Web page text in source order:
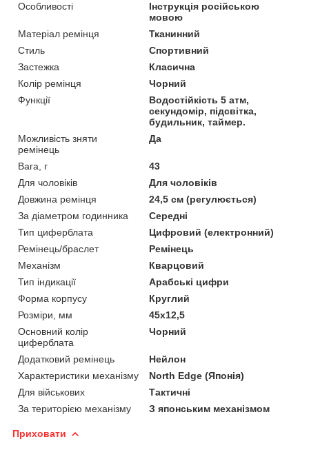
Особливості
Інструкція російською
мовою
Матеріал ремінця
Тканинний
Стиль
Спортивний
Застежка
Класична
Колір ремінця
Чорний
Функції
Водостійкість 5 атм,
секундомір, підсвітка,
будильник, таймер.
Можливість зняти
ремінець
Да
Вага, г
43
Для чоловіків
Для чоловіків
Довжина ремінця
24,5 см (регулюється)
За діаметром годинника
Середні
Тип циферблата
Цифровий (електронний)
Ремінець/браслет
Ремінець
Механізм
Кварцовий
Тип індикації
Арабські цифри
Форма корпусу
Круглий
Розміри, мм
45х12,5
Основний колір
циферблата
Чорний
Додатковий ремінець
Нейлон
Характеристики механізму
North Edge (Японія)
Для військових
Тактичні
За територією механізму
З японським механізмом
Приховати